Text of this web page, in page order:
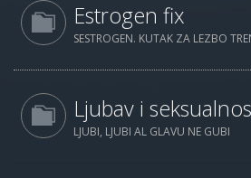
Estrogen fix
SESTROGEN. KUTAK ZA LEZBO
Ljubav i
LJUBI, LJUBI AL GLAVU NE GUBI